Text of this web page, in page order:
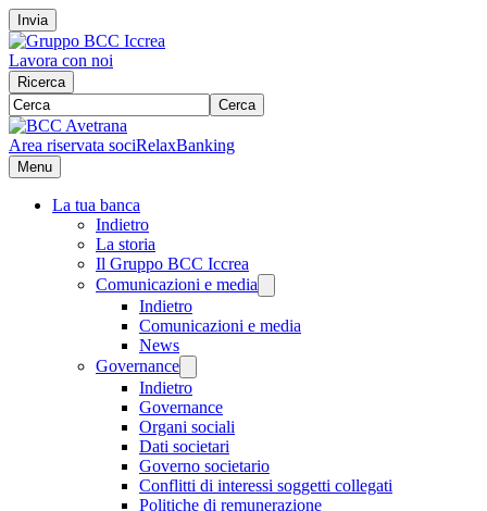
Invia
Lavora con noi
Ricerca
Cerca
Area riservata sociRelaxBanking
Menu
La tua banca
Indietro
La storia
Il Gruppo BCC Iccrea
Comunicazioni e media
Indietro
Comunicazioni e media
News
Governance
Indietro
Governance
Organi sociali
Dati societari
Governo societario
Conflitti di interessi soggetti collegati
Politiche di remunerazione